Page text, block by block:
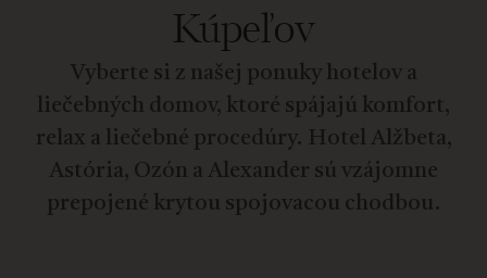
Kúpeľov
Vyberte si z našej ponuky hotelov a
liečebných domov, ktoré spájajú komfort,
relax a liečebné procedúry. Hotel Alžbeta,
Astória, Ozón a Alexander sú vzájomne
prepojené krytou spojovacou chodbou.